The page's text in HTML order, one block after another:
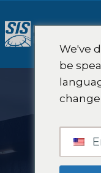
ン
テ
キ
プ
We've
be
change